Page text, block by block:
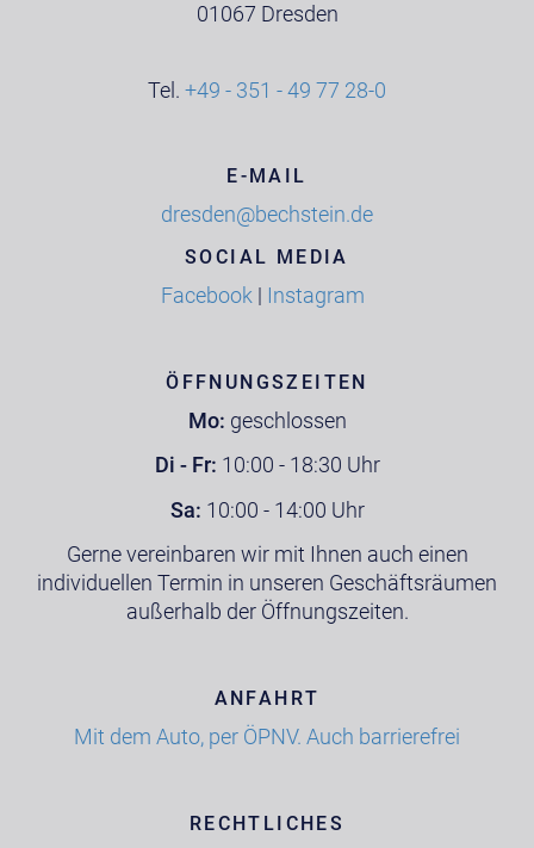
01067 Dresden
Tel. +49 - 351 - 49 77 28-0
E-MAIL
dresden@bechstein.de
SOCIAL MEDIA
Facebook | Instagram
ÖFFNUNGSZEITEN
Mo: geschlossen
Di - Fr: 10:00 - 18:30 Uhr
Sa: 10:00 - 14:00 Uhr
Gerne vereinbaren wir mit Ihnen auch einen
individuellen Termin in unseren Geschäftsräumen
außerhalb der Öffnungszeiten.
ANFAHRT
Mit dem Auto, per ÖPNV. Auch barrierefrei
RECHTLICHES